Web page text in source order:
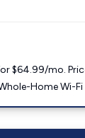
$64.99/mo.
Home Wi-